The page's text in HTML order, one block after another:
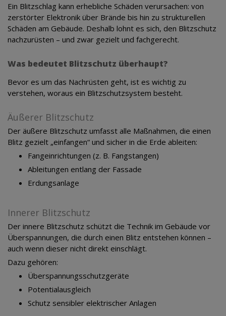
Ein Blitzschlag kann erhebliche Schäden verursachen: von
zerstörter Elektronik über Brände bis hin zu strukturellen
Schäden am Gebäude. Deshalb lohnt es sich, den Blitzschutz
nachzurüsten – und zwar gezielt und fachgerecht.
Was bedeutet Blitzschutz überhaupt?
Bevor es um das Nachrüsten geht, ist es wichtig zu
verstehen, woraus ein Blitzschutzsystem besteht.
Äußerer Blitzschutz
Der äußere Blitzschutz umfasst alle Maßnahmen, die einen
Blitz gezielt „einfangen“ und sicher in die Erde ableiten:
Fangeinrichtungen (z. B. Fangstangen)
Ableitungen entlang der Fassade
Erdungsanlage
Innerer Blitzschutz
Der innere Blitzschutz schützt die Technik im Gebäude vor
Überspannungen, die durch einen Blitz entstehen können –
auch wenn dieser nicht direkt einschlägt.
Dazu gehören:
Überspannungsschutzgeräte
Potentialausgleich
Schutz sensibler elektrischer Anlagen